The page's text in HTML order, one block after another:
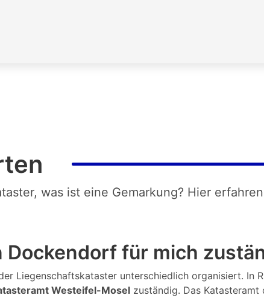
was ist eine Gemarkung? Hier
für mich
Liegenschaftskataster unterschiedlich organisiert. In
Westeifel-Mosel zuständig. Das